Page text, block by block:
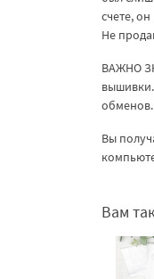
счете,
Не
ВАЖНО
вышивки.
Вы
Вам